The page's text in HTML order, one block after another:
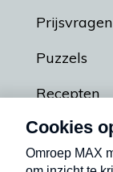
Prijsvragen
Puzzels
Recepten
Podcasts